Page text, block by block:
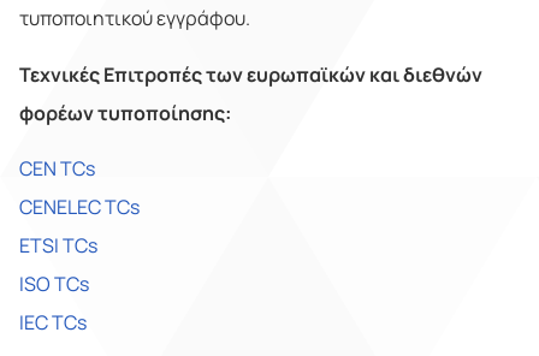
τυποποιητικού εγγράφου.
Τεχνικές Επιτροπές των ευρωπαϊκών και διεθνών
φορέων τυποποίησης:
CEN TCs
CENELEC TCs
ETSI TCs
ISO TCs
IEC TCs